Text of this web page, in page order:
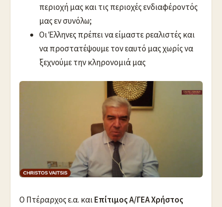
περιοχή μας και τις περιοχές ενδιαφέροντός
μας εν συνόλω;
Οι Έλληνες πρέπει να είμαστε ρεαλιστές και
να προστατέψουμε τον εαυτό μας χωρίς να
ξεχνούμε την κληρονομιά μας
Ο Πτέραρχος ε.α. καιΕπίτιμος Α/ΓΕΑ Χρήστος